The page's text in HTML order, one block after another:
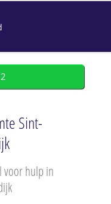
Sint-
voor hulp in